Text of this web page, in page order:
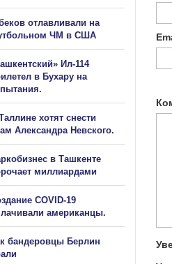
отлавливали на
ЧМ в США
Ил-114
в Бухару на
хотят снести
Александра Невского.
в Ташкенте
миллиардами
COVID-19
американцы.
бандеровцы Берлин